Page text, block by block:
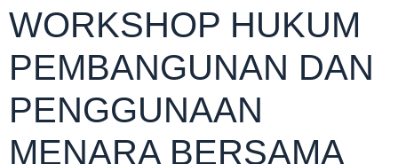
WORKSHOP HUKUM
PEMBANGUNAN DAN
PENGGUNAAN
MENARA BERSAMA